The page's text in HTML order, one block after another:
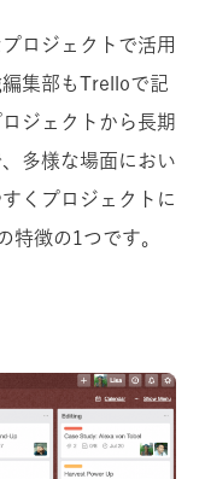
ロジェクトで活用
集部もTrelloで記
ジェクトから長期
多様な場面におい
くプロジェクトに
特徴の1つです。